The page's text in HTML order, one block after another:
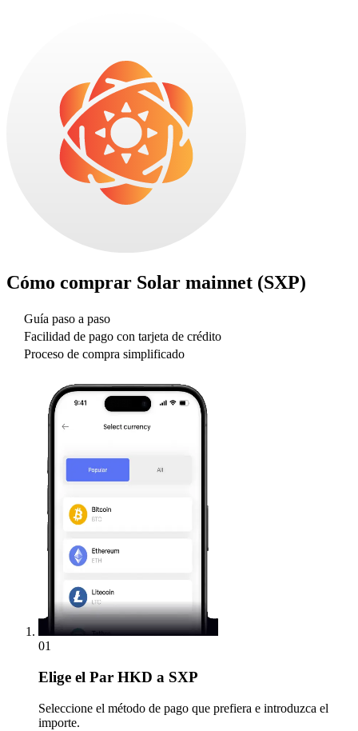
Cómo comprar Solar mainnet (SXP)
Guía paso a paso
Facilidad de pago con tarjeta de crédito
Proceso de compra simplificado
01
Elige el Par HKD a SXP
Seleccione el método de pago que prefiera e introduzca el
importe.